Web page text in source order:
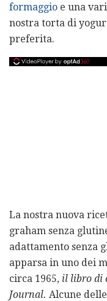
formaggio e una
nostra torta di
preferita.
La nostra nuova
graham senza
adattamento senza
apparsa in uno dei
circa 1965, il libro di
Journal. Alcune